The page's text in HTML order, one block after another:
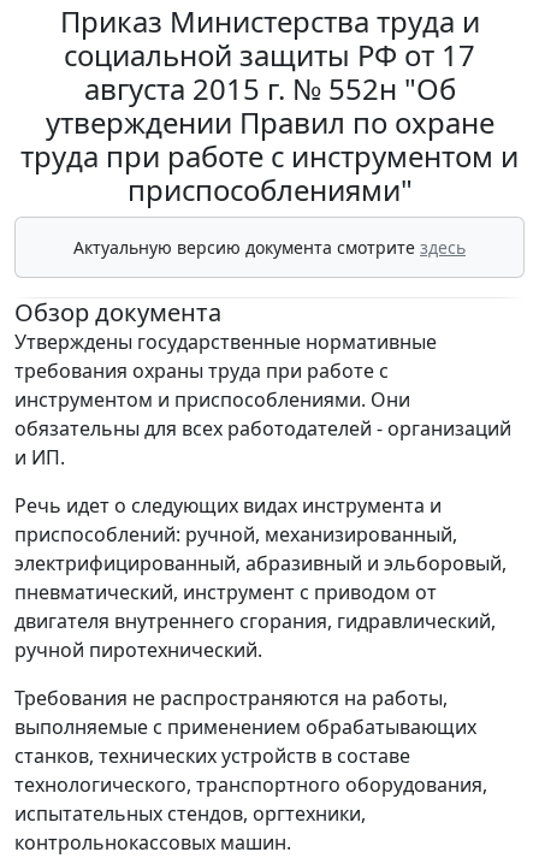
Приказ Министерства труда и
социальной защиты РФ от 17
августа 2015 г. № 552н "Об
утверждении Правил по охране
труда при работе с инструментом и
приспособлениями"
Актуальную версию документа смотрите здесь
Обзор документа
Утверждены государственные нормативные
требования охраны труда при работе с
инструментом и приспособлениями. Они
обязательны для всех работодателей - организаций
и ИП.
Речь идет о следующих видах инструмента и
приспособлений: ручной, механизированный,
электрифицированный, абразивный и эльборовый,
пневматический, инструмент с приводом от
двигателя внутреннего сгорания, гидравлический,
ручной пиротехнический.
Требования не распространяются на работы,
выполняемые с применением обрабатывающих
станков, технических устройств в составе
технологического, транспортного оборудования,
испытательных стендов, оргтехники,
контрольнокассовых машин.